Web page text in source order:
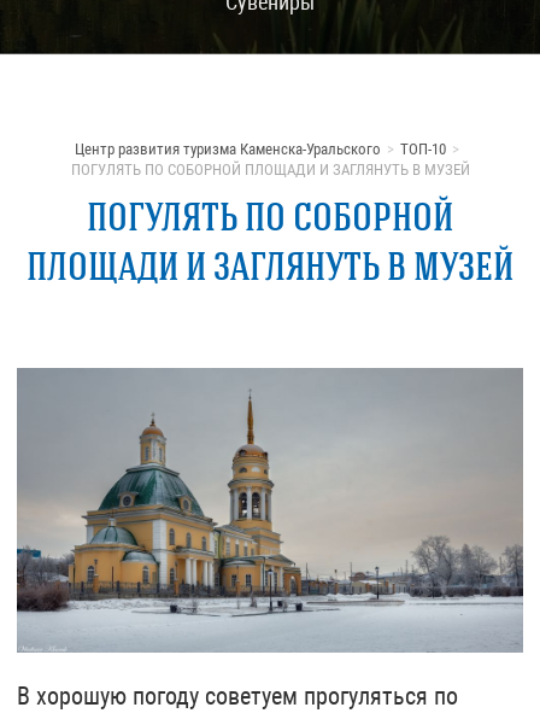
Центр развития туризма Каменска-Уральского
ТОП-10
ПОГУЛЯТЬ ПО СОБОРНОЙ ПЛОЩАДИ И ЗАГЛЯНУТЬ В МУЗЕЙ
ПОГУЛЯТЬ ПО СОБОРНОЙ
ПЛОЩАДИ И ЗАГЛЯНУТЬ В МУЗЕЙ
В хорошую погоду советуем прогуляться по